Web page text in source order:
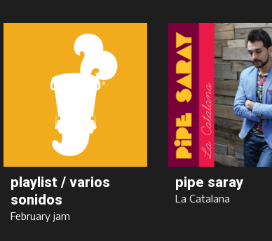
playlist / varios
sonidos
February jam
pipe saray
La Catalana